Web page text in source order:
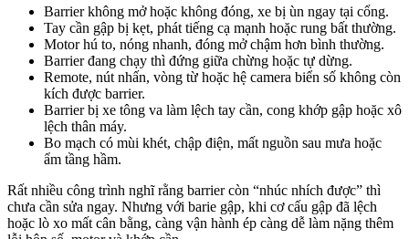
Barrier không mở hoặc không đóng, xe bị ùn ngay tại cổng.
Tay cần gập bị kẹt, phát tiếng cạ mạnh hoặc rung bất thường.
Motor hú to, nóng nhanh, đóng mở chậm hơn bình thường.
Barrier đang chạy thì đứng giữa chừng hoặc tự dừng.
Remote, nút nhấn, vòng từ hoặc hệ camera biển số không còn
kích được barrier.
Barrier bị xe tông va làm lệch tay cần, cong khớp gập hoặc xô
lệch thân máy.
Bo mạch có mùi khét, chập điện, mất nguồn sau mưa hoặc
ẩm tầng hầm.
Rất nhiều công trình nghĩ rằng barrier còn “nhúc nhích được” thì
chưa cần sửa ngay. Nhưng với barie gập, khi cơ cấu gập đã lệch
hoặc lò xo mất cân bằng, càng vận hành ép càng dễ làm nặng thêm